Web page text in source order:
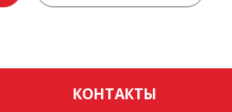
КОНТАКТЫ